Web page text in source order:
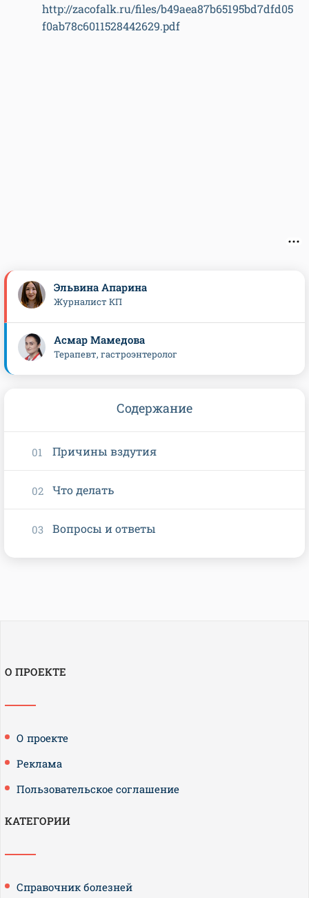
http://zacofalk.ru/files/b49aea87b65195bd7dfd05
f0ab78c6011528442629.pdf
Эльвина Апарина
Журналист КП
Асмар Мамедова
Терапевт, гастроэнтеролог
Содержание
Причины вздутия
Что делать
Вопросы и ответы
О ПРОЕКТЕ
О проекте
Реклама
Пользовательское соглашение
КАТЕГОРИИ
Справочник болезней